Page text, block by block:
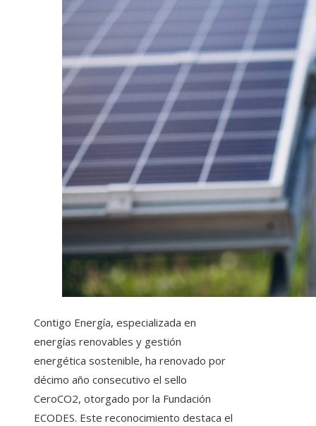
Contigo Energía, especializada en
energías renovables y gestión
energética sostenible, ha renovado por
décimo año consecutivo el sello
CeroCO2, otorgado por la Fundación
ECODES. Este reconocimiento destaca el